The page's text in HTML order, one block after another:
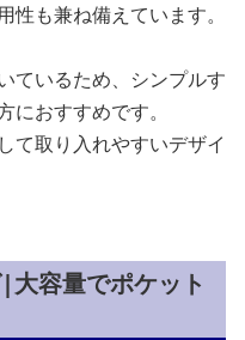
も兼ね備えています。
ているため、シンプルす
におすすめです。
て取り入れやすいデザイ
容量でポケット